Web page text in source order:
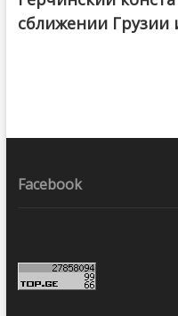
сближении Грузии
Facebook